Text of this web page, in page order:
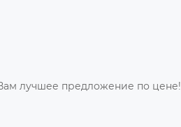
лучшее предложение по цене!